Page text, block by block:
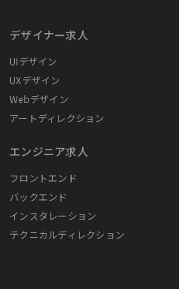
デザイナー求人
UIデザイン
UXデザイン
Webデザイン
アートディレクション
エンジニア求人
フロントエンド
バックエンド
インスタレーション
テクニカルディレクション